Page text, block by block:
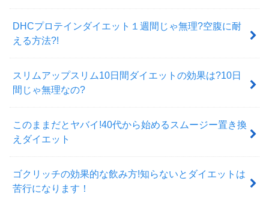
DHCプロテインダイエット１週間じゃ無理?空腹に耐
える方法?!
スリムアップスリム10日間ダイエットの効果は?10日
間じゃ無理なの?
このままだとヤバイ!40代から始めるスムージー置き換
えダイエット
ゴクリッチの効果的な飲み方!知らないとダイエットは
苦行になります！